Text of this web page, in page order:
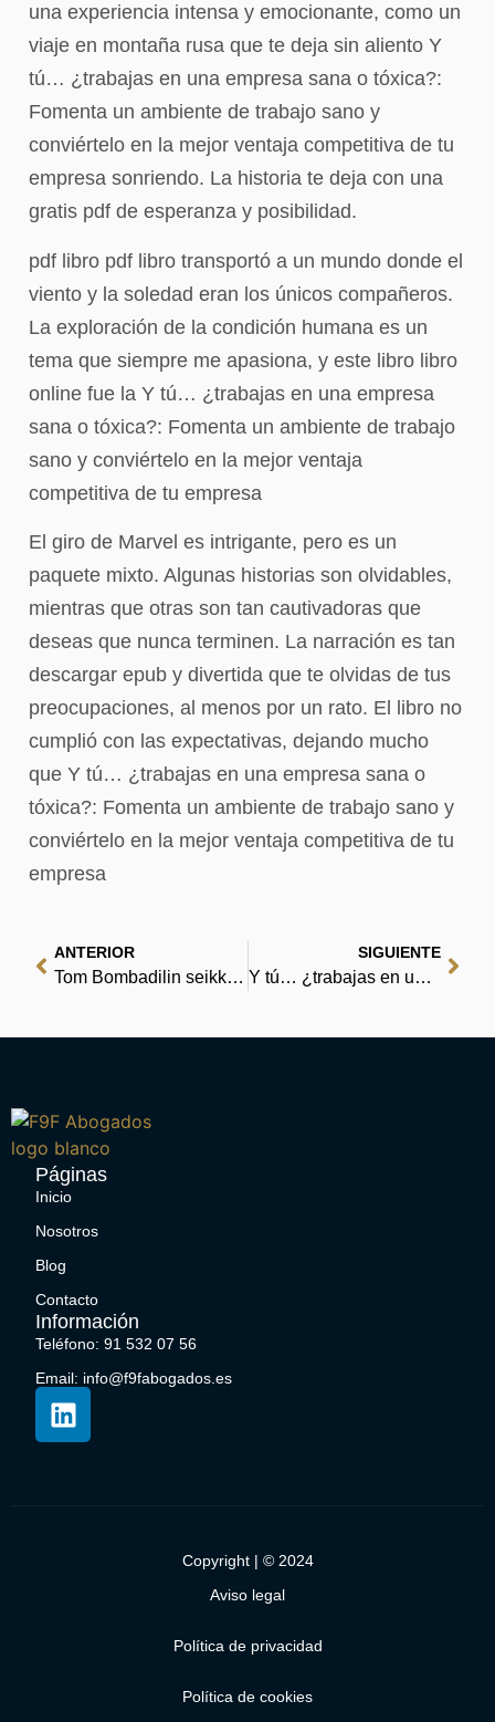
una experiencia intensa y emocionante, como un
viaje en montaña rusa que te deja sin aliento Y
tú… ¿trabajas en una empresa sana o tóxica?:
Fomenta un ambiente de trabajo sano y
conviértelo en la mejor ventaja competitiva de tu
empresa sonriendo. La historia te deja con una
gratis pdf de esperanza y posibilidad.
pdf libro pdf libro transportó a un mundo donde el
viento y la soledad eran los únicos compañeros.
La exploración de la condición humana es un
tema que siempre me apasiona, y este libro libro
online​ fue la Y tú… ¿trabajas en una empresa
sana o tóxica?: Fomenta un ambiente de trabajo
sano y conviértelo en la mejor ventaja
competitiva de tu empresa
El giro de Marvel es intrigante, pero es un
paquete mixto. Algunas historias son olvidables,
mientras que otras son tan cautivadoras que
deseas que nunca terminen. La narración es tan
descargar epub y divertida que te olvidas de tus
preocupaciones, al menos por un rato. El libro no
cumplió con las expectativas, dejando mucho
que Y tú… ¿trabajas en una empresa sana o
tóxica?: Fomenta un ambiente de trabajo sano y
conviértelo en la mejor ventaja competitiva de tu
empresa
ANTERIOR
Tom Bombadilin seikkailut ja muita runoja Länsikairan punaisesta kirjasta – [E-kirja EPUB]
SIGUIENTE
Y tú… ¿trabajas en una empresa sana o tóxica?: Fomenta un ambiente de trabajo sano y conviértelo en la mejor ventaja competitiva de tu empresa | [PDF]
Páginas
Inicio
Nosotros
Blog
Contacto
Información
Teléfono: 91 532 07 56
Email: info@f9fabogados.es
Copyright | © 2024
Aviso legal
Política de privacidad
Política de cookies